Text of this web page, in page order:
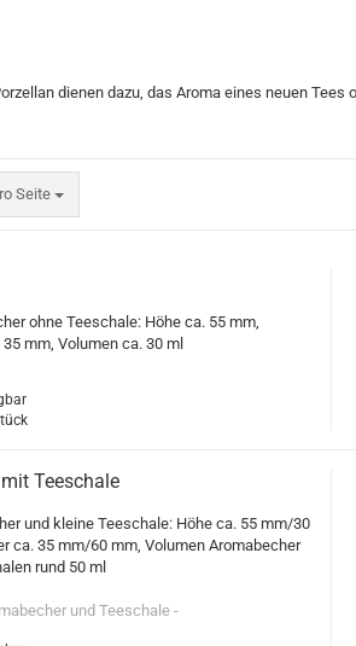
dienen dazu, das Aroma eines neuen Tees
Seite
ohne Teeschale: Höhe ca. 55 mm,
mm, Volumen ca. 30 ml
Teeschale
und kleine Teeschale: Höhe ca. 55 mm/30
ca. 35 mm/60 mm, Volumen Aromabecher
rund 50 ml
und Teeschale -